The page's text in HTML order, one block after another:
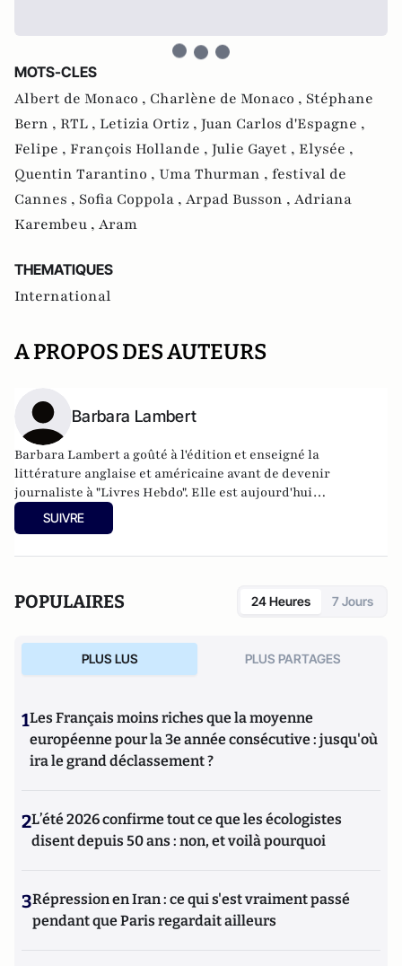
MOTS-CLES
Albert de Monaco , Charlène de Monaco , Stéphane
Bern , RTL , Letizia Ortiz , Juan Carlos d'Espagne ,
Felipe , François Hollande , Julie Gayet , Elysée ,
Quentin Tarantino , Uma Thurman , festival de
Cannes , Sofia Coppola , Arpad Busson , Adriana
Karembeu , Aram
THEMATIQUES
International
A PROPOS DES AUTEURS
Barbara Lambert
Barbara Lambert a goûté à l'édition et enseigné la
littérature anglaise et américaine avant de devenir
journaliste à "Livres Hebdo". Elle est aujourd'hui
responsable des rubriques société/idées d'Atlantico.fr.
SUIVRE
POPULAIRES 24 Heures 7 Jours
PLUS LUS PLUS PARTAGES
1Les Français moins riches que la moyenne
européenne pour la 3e année consécutive : jusqu'où
ira le grand déclassement ?
2L’été 2026 confirme tout ce que les écologistes
disent depuis 50 ans : non, et voilà pourquoi
3Répression en Iran : ce qui s'est vraiment passé
pendant que Paris regardait ailleurs